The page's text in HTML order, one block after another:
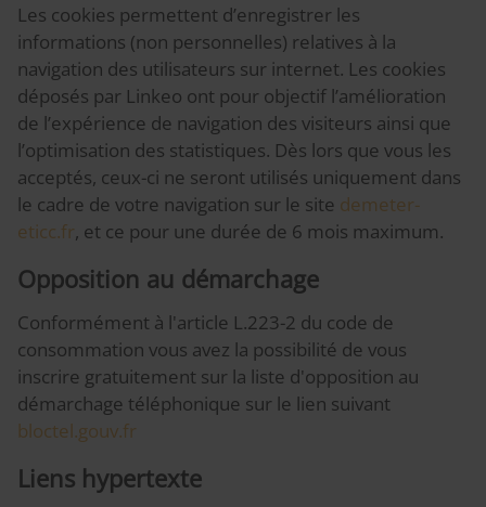
Les cookies permettent d’enregistrer les
informations (non personnelles) relatives à la
navigation des utilisateurs sur internet. Les cookies
déposés par Linkeo ont pour objectif l’amélioration
de l’expérience de navigation des visiteurs ainsi que
l’optimisation des statistiques. Dès lors que vous les
acceptés, ceux-ci ne seront utilisés uniquement dans
le cadre de votre navigation sur le site demeter-
eticc.fr, et ce pour une durée de 6 mois maximum.
Opposition au démarchage
Conformément à l'article L.223-2 du code de
consommation vous avez la possibilité de vous
inscrire gratuitement sur la liste d'opposition au
démarchage téléphonique sur le lien suivant
bloctel.gouv.fr
Liens hypertexte